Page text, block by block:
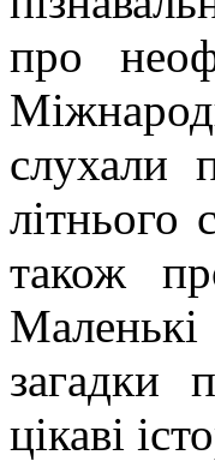
про
слухали
літнього
також
загадки
цікаві